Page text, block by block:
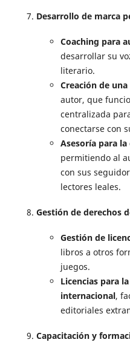
Desarrollo de marca
Coaching para
desarrollar su
literario.
Creación de
autor, que
centralizada
conectarse con
Asesoría para
permitiendo al
con sus
lectores leales.
Gestión de derechos
Gestión de
libros a otros
juegos.
Licencias para
internacional,
editoriales
Capacitación y